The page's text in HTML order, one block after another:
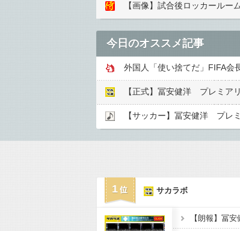
【画像】試合後ロッカール
今日のオススメ記事
外国人「使い捨てだ」FIFA会
1 サカラボ